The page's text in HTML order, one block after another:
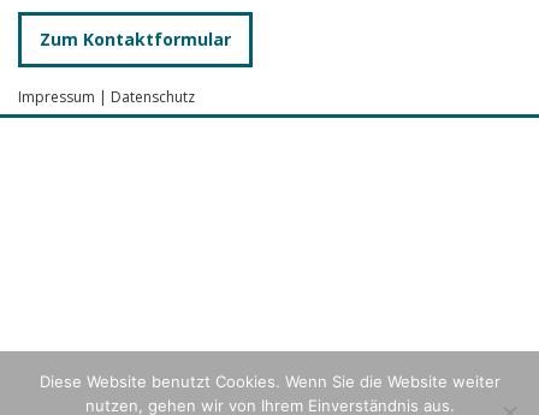
Zum Kontaktformular
Impressum | Datenschutz
Diese Website benutzt Cookies. Wenn Sie die Website weiter
nutzen, gehen wir von Ihrem Einverständnis aus.